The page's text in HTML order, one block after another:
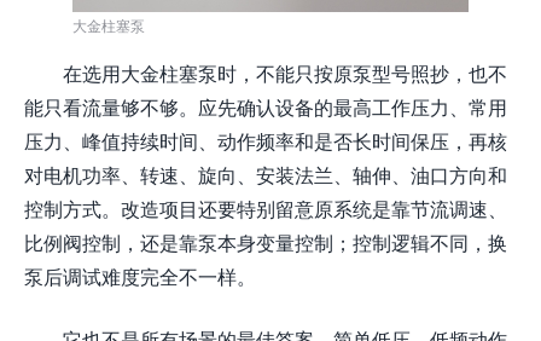
大金柱塞泵
在选用大金柱塞泵时，不能只按原泵型号照抄，也不
能只看流量够不够。应先确认设备的最高工作压力、常用
压力、峰值持续时间、动作频率和是否长时间保压，再核
对电机功率、转速、旋向、安装法兰、轴伸、油口方向和
控制方式。改造项目还要特别留意原系统是靠节流调速、
比例阀控制，还是靠泵本身变量控制；控制逻辑不同，换
泵后调试难度完全不一样。